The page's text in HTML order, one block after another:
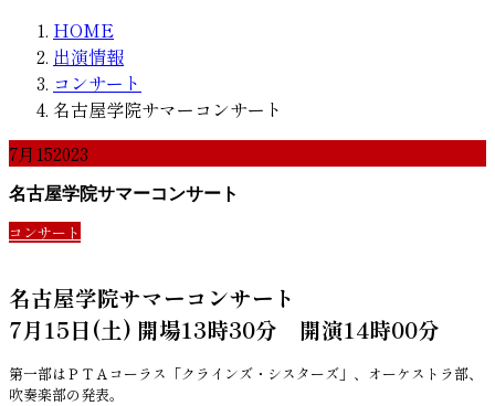
HOME
出演情報
コンサート
名古屋学院サマーコンサート
7月152023
名古屋学院サマーコンサート
コンサート
名古屋学院サマーコンサート
7月15日(土) 開場13時30分 開演14時00分
第一部はＰＴＡコーラス「クラインズ・シスターズ」、オーケストラ部、
吹奏楽部の発表。